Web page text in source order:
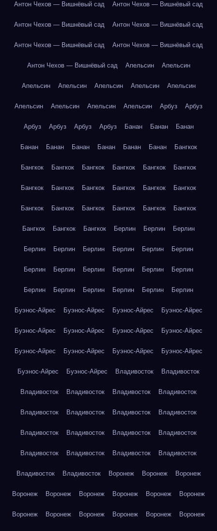
Антон Чехов — Вишнёвый сад Антон Чехов — Вишнёвый сад
Антон Чехов — Вишнёвый сад Антон Чехов — Вишнёвый сад
Антон Чехов — Вишнёвый сад Антон Чехов — Вишнёвый сад
Антон Чехов — Вишнёвый сад Апельсин Апельсин
Апельсин Апельсин Апельсин Апельсин Апельсин
Апельсин Апельсин Апельсин Апельсин Арбуз Арбуз
Арбуз Арбуз Арбуз Арбуз Банан Банан Банан
Банан Банан Банан Банан Банан Банан Бангкок
Бангкок Бангкок Бангкок Бангкок Бангкок Бангкок
Бангкок Бангкок Бангкок Бангкок Бангкок Бангкок
Бангкок Бангкок Бангкок Бангкок Бангкок Бангкок
Бангкок Бангкок Бангкок Берлин Берлин Берлин
Берлин Берлин Берлин Берлин Берлин Берлин
Берлин Берлин Берлин Берлин Берлин Берлин
Берлин Берлин Берлин Берлин Берлин Берлин
Буэнос-Айрес Буэнос-Айрес Буэнос-Айрес Буэнос-Айрес
Буэнос-Айрес Буэнос-Айрес Буэнос-Айрес Буэнос-Айрес
Буэнос-Айрес Буэнос-Айрес Буэнос-Айрес Буэнос-Айрес
Буэнос-Айрес Буэнос-Айрес Владивосток Владивосток
Владивосток Владивосток Владивосток Владивосток
Владивосток Владивосток Владивосток Владивосток
Владивосток Владивосток Владивосток Владивосток
Владивосток Владивосток Владивосток Владивосток
Владивосток Владивосток Воронеж Воронеж Воронеж
Воронеж Воронеж Воронеж Воронеж Воронеж Воронеж
Воронеж Воронеж Воронеж Воронеж Воронеж Воронеж